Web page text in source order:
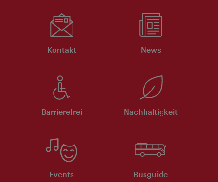
Kontakt News
Barrierefrei Nachhaltigkeit
Events Busguide